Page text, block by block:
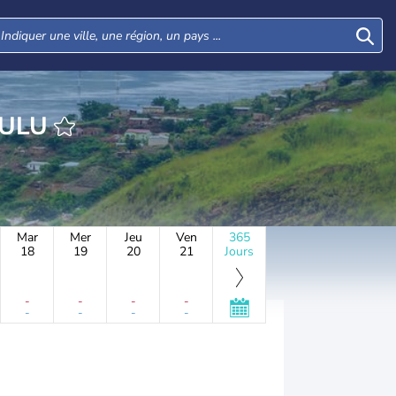
Mar
18
-
-
Mer
19
-
-
Jeu
20
-
-
Ven
21
-
-
365
Jours